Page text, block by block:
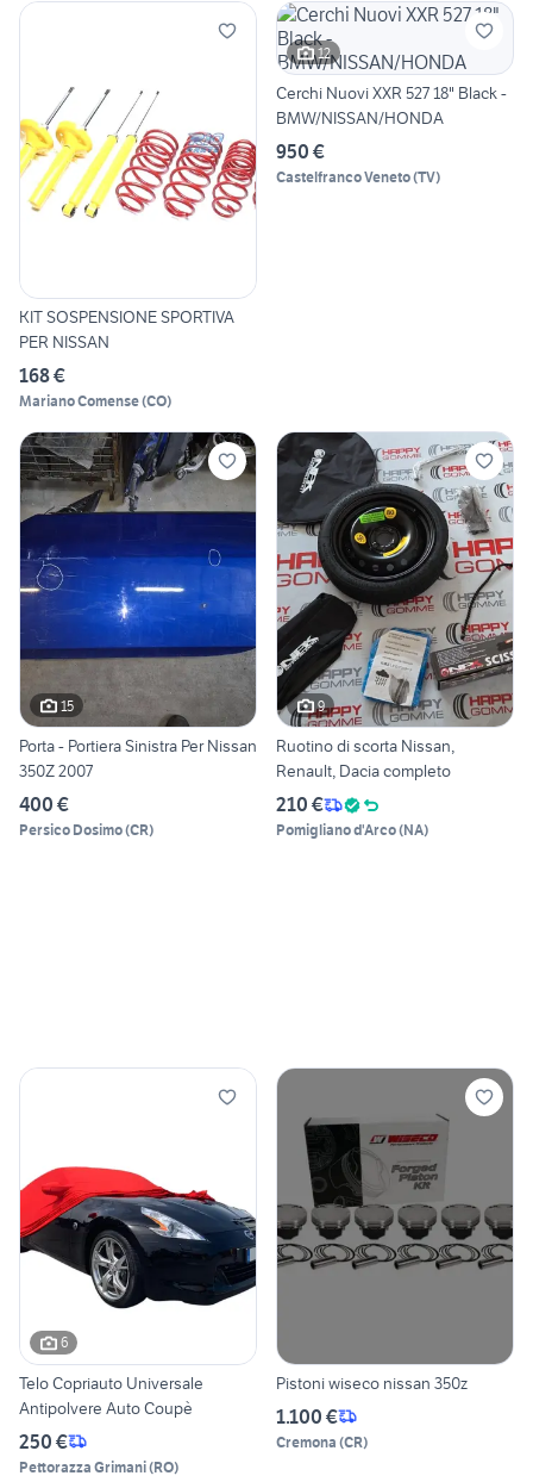
KIT SOSPENSIONE SPORTIVA
PER NISSAN
168 €
Mariano Comense(CO)
12
Cerchi Nuovi XXR 527 18" Black -
BMW/NISSAN/HONDA
950 €
Castelfranco Veneto(TV)
15
Porta - Portiera Sinistra Per Nissan
350Z 2007
400 €
Persico Dosimo(CR)
9
Ruotino di scorta Nissan,
Renault, Dacia completo
210 €
Pomigliano d'Arco(NA)
6
Telo Copriauto Universale
Antipolvere Auto Coupè
250 €
Pettorazza Grimani(RO)
Pistoni wiseco nissan 350z
1.100 €
Cremona (CR)